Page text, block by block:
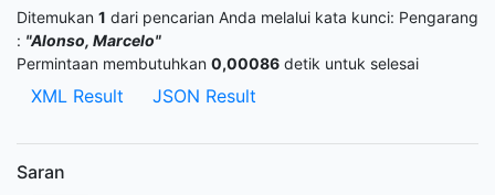
Ditemukan 1 dari pencarian Anda melalui kata kunci: Pengarang
: "Alonso, Marcelo"
Permintaan membutuhkan 0,00086 detik untuk selesai
XML Result JSON Result
Saran